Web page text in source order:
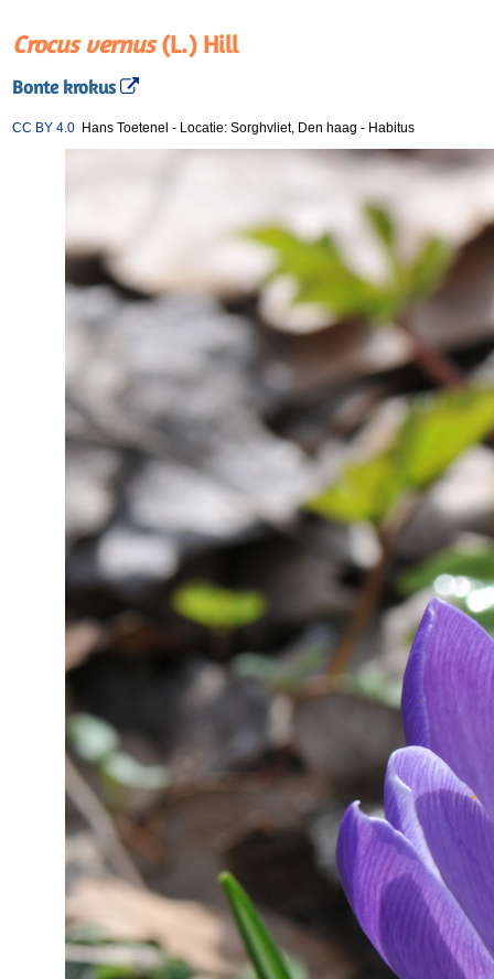
Crocus vernus(L.) Hill
Bonte krokus
CC BY 4.0 Hans Toetenel - Locatie: Sorghvliet, Den haag - Habitus